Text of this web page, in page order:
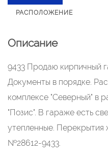
РАСПОЛОЖЕНИЕ
Описание
9433 Продаю кирпичный
Документы в порядке.
комплексе "Северный" в
"Позис". В гараже есть
утепленные. Перекрытия
№28612-9433.